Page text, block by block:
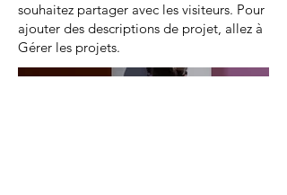
souhaitez partager avec les visiteurs. Pour
ajouter des descriptions de projet, allez à
Gérer les projets.